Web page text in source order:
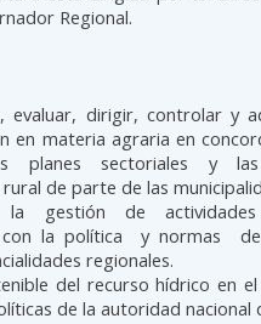
Regional.
evaluar, dirigir, controlar y
en materia agraria en
planes sectoriales y
de parte de las
la gestión de
con la política y normas
regionales.
del recurso hídrico en
de la autoridad nacional